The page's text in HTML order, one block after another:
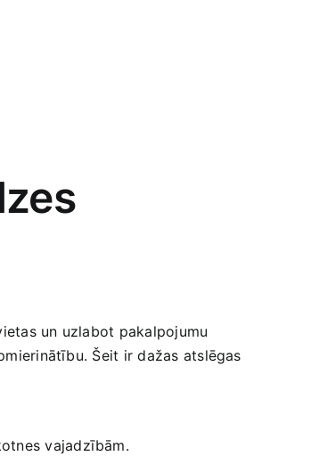
un uzlabot pakalpojumu
Šeit ir dažas‍ atslēgas
vajadzībām.